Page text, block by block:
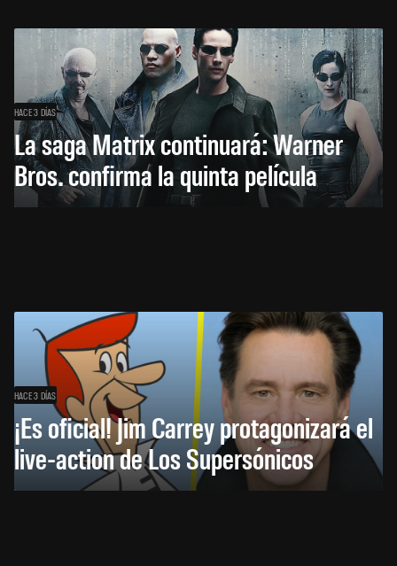
HACE 3 DÍAS
La saga Matrix continuará: Warner
Bros. confirma la quinta película
HACE 3 DÍAS
¡Es oficial! Jim Carrey protagonizará el
live-action de Los Supersónicos